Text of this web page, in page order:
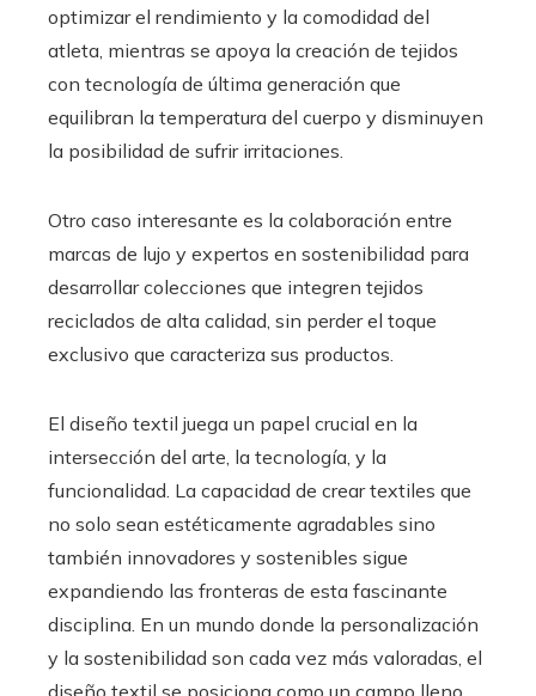
optimizar el rendimiento y la comodidad del
atleta, mientras se apoya la creación de tejidos
con tecnología de última generación que
equilibran la temperatura del cuerpo y disminuyen
la posibilidad de sufrir irritaciones.
Otro caso interesante es la colaboración entre
marcas de lujo y expertos en sostenibilidad para
desarrollar colecciones que integren tejidos
reciclados de alta calidad, sin perder el toque
exclusivo que caracteriza sus productos.
El diseño textil juega un papel crucial en la
intersección del arte, la tecnología, y la
funcionalidad. La capacidad de crear textiles que
no solo sean estéticamente agradables sino
también innovadores y sostenibles sigue
expandiendo las fronteras de esta fascinante
disciplina. En un mundo donde la personalización
y la sostenibilidad son cada vez más valoradas, el
diseño textil se posiciona como un campo lleno